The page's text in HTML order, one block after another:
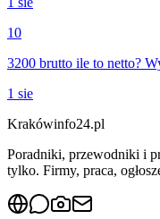
10
3200 brutto ile to netto?
1 sie
Krakówinfo24.pl
Poradniki, przewodniki i
tylko. Firmy, praca,